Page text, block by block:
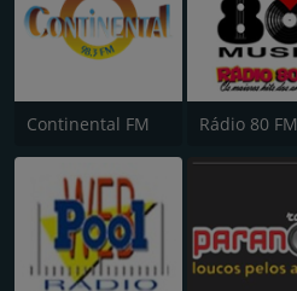
Continental FM Rádio 80 FM